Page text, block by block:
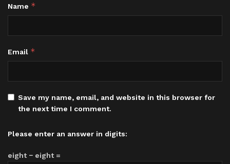
Name *
Email *
Save my name, email, and website in this browser for
the next time I comment.
Please enter an answer in digits:
eight − eight =